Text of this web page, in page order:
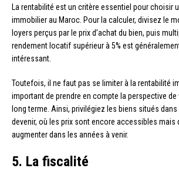
La rentabilité est un critère essentiel pour choisir
immobilier au Maroc. Pour la calculer, divisez le
loyers perçus par le prix d’achat du bien, puis
rendement locatif supérieur à 5% est
intéressant.
Toutefois, il ne faut pas se limiter à la rentabilité
important de prendre en compte la perspective
long terme. Ainsi, privilégiez les biens situés
devenir, où les prix sont encore accessibles mais
augmenter dans les années à venir.
5. La fiscalité